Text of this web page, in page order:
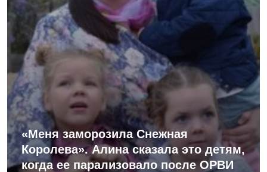
«Меня заморозила Снежная
Королева». Алина сказала это детям,
когда ее парализовало после ОРВИ